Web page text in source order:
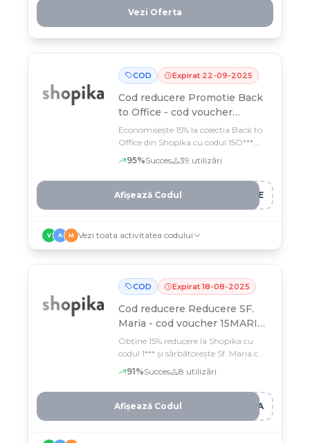
această ocazie să trece.
Vezi Oferta
COD Expirat 22-09-2025
Cod reducere Promotie Back
to Office - cod voucher
15OFFICE - reducere 15%
Economisește 15% la colecția Back to
Office din Shopika cu codul 15O***,
valabil până pe 23 septembrie
95%Succes 39 utilizări
ICE
Afișează Codul
V A M Vezi toata activitatea codului
COD Expirat 18-08-2025
Cod reducere Reducere SF.
Maria - cod voucher 15MARIA
- reducere 15%
Obține 15% reducere la Shopika cu
codul 1*** și sărbătorește Sf. Maria cu
shopping plin de avantaje
91%Succes 8 utilizări
RIA
Afișează Codul